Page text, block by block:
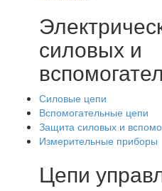
силовых и
Силовые цепи
Вспомогательные цепи
Защита силовых и
Измерительные приборы
Цепи